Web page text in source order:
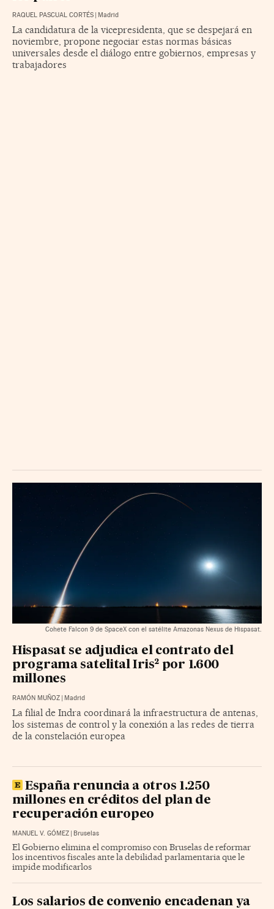
RAQUEL PASCUAL CORTÉS Madrid
La candidatura de la vicepresidenta, que se despejará en
noviembre, propone negociar estas normas básicas
universales desde el diálogo entre gobiernos, empresas y
trabajadores
Cohete Falcon 9 de SpaceX con el satélite Amazonas Nexus de Hispasat.
Hispasat se adjudica el contrato del
programa satelital Iris² por 1.600
millones
RAMÓN MUÑOZ | Madrid
La filial de Indra coordinará la infraestructura de antenas,
los sistemas de control y la conexión a las redes de tierra
de la constelación europea
España renuncia a otros 1.250
millones en créditos del plan de
recuperación europeo
MANUEL V. GÓMEZ | Bruselas
El Gobierno elimina el compromiso con Bruselas de reformar
los incentivos fiscales ante la debilidad parlamentaria que le
impide modificarlos
Los salarios de convenio encadenan ya